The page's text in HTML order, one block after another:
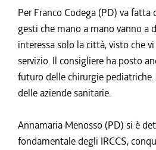
Per Franco Codega (PD) va
gesti che mano a mano vanno a
interessa solo la città, visto che
servizio. Il consigliere ha posto
futuro delle chirurgie
delle aziende sanitarie.
Annamaria Menosso (PD) si è
fondamentale degli IRCCS,